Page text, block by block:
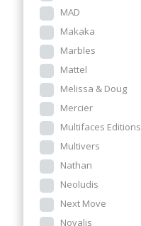
MAD
Makaka
Marbles
Mattel
Melissa & Doug
Mercier
Multifaces Editions
Multivers
Nathan
Neoludis
Next Move
Novalis